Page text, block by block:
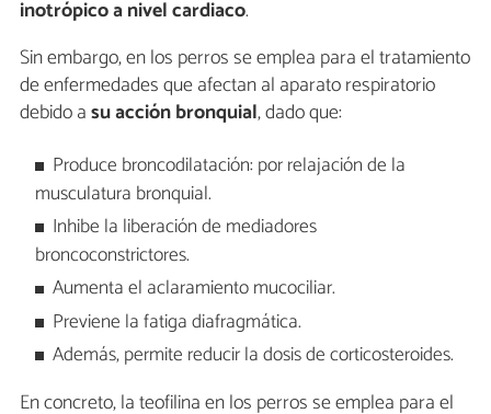
inotrópico a nivel cardiaco.
Sin embargo, en los perros se emplea para el tratamiento
de enfermedades que afectan al aparato respiratorio
debido asuacción bronquial, dado que:
Produce broncodilatación: por relajación de la
musculatura bronquial.
Inhibe la liberación de mediadores
broncoconstrictores.
Aumenta el aclaramiento mucociliar.
Previene la fatiga diafragmática.
Además, permite reducir la dosis de corticosteroides.
En concreto, la teofilina en los perros se emplea para el